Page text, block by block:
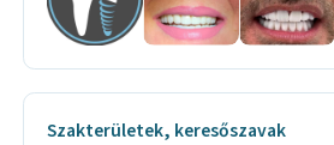
Szakterületek, keresőszavak